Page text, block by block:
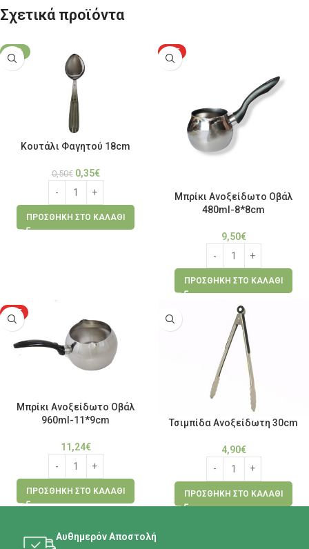
Σχετικά προϊόντα
-30%
Κουτάλι Φαγητού 18cm
0,50€ 0,35€
ΠΡΟΣΘΉΚΗ ΣΤΟ ΚΑΛΆΘΙ
HOT
Μπρίκι Ανοξείδωτο Οβάλ
480ml-8*8cm
9,50€
ΠΡΟΣΘΉΚΗ ΣΤΟ ΚΑΛΆΘΙ
HOT
Μπρίκι Ανοξείδωτο Οβάλ
960ml-11*9cm
11,24€
ΠΡΟΣΘΉΚΗ ΣΤΟ ΚΑΛΆΘΙ
Τσιμπίδα Ανοξείδωτη 30cm
4,90€
ΠΡΟΣΘΉΚΗ ΣΤΟ ΚΑΛΆΘΙ
Αυθημερόν Αποστολή